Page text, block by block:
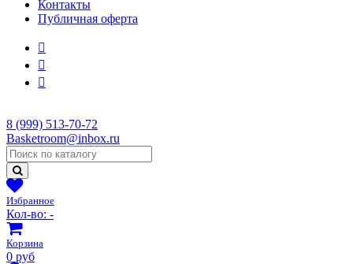
Контакты
Публичная оферта
8 (999) 513-70-72
Basketroom@inbox.ru
Избранное
Кол-во: -
Корзина
0 руб